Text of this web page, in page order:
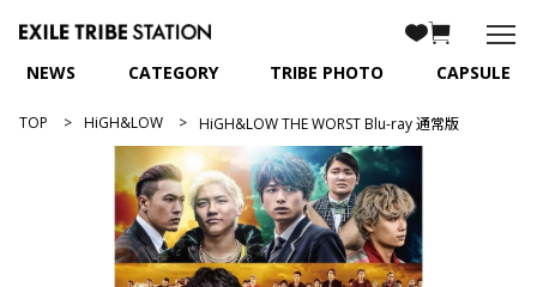
NEWS CATEGORY TRIBE PHOTO CAPSULE
TOP HiGH&LOW HiGH&LOW THE WORST Blu-ray 通常版